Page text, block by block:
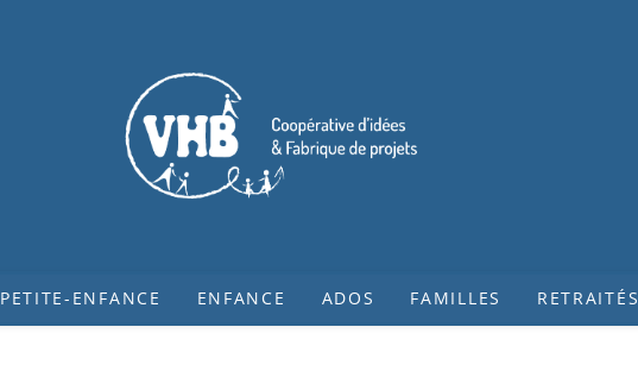
PETITE-ENFANCE ENFANCE ADOS FAMILLES RETRAITÉS